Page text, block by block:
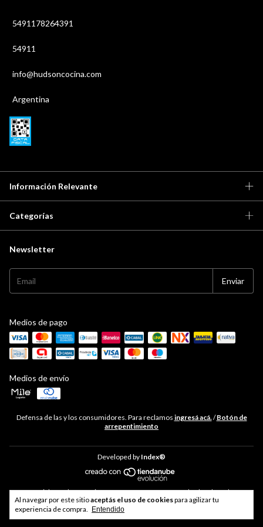
Al navegar por este sitioaceptás el uso de cookiespara agilizar tu
experiencia de compra.
Entendido
5491178264391
54911
info@hudsoncocina.com
Argentina
Información Relevante
Categorías
Newsletter
Medios de pago
Medios de envío
Defensa de las y los consumidores. Para reclamos ingresá acá./ Botón de
arrepentimiento
Developed by Index®
Copyright Hudson Cocina - 33711468469 - 2026. Todos los derechos
reservados.